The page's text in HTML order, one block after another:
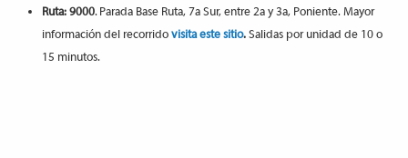
Ruta: 9000. Parada Base Ruta, 7a Sur, entre 2a y 3a, Poniente. Mayor
información del recorrido visita este sitio. Salidas por unidad de 10 o
15 minutos.